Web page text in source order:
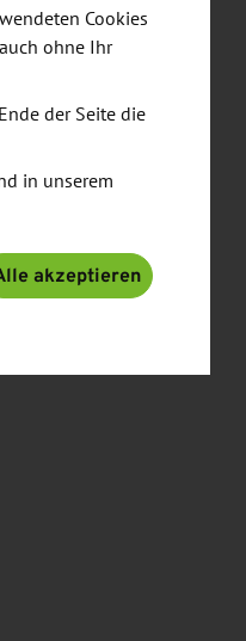
Cookies
ohne Ihr
der Seite die
in unserem
akzeptieren